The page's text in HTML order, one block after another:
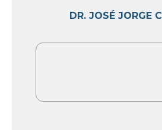
DR. JOSÉ JORGE